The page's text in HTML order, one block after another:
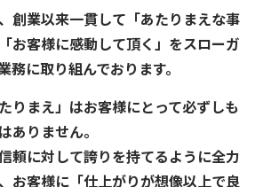
創業以来一貫して「あたりまえな事
お客様に感動して頂く」をスローガ
務に取り組んでおります。
りまえ」はお客様にとって必ずしも
ありません。
頼に対して誇りを持てるように全力
お客様に「仕上がりが想像以上で良